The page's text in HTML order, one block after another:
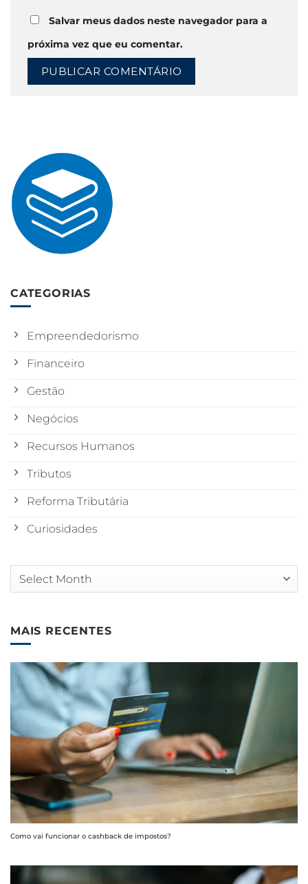
Salvar meus dados neste navegador para a
próxima vez que eu comentar.
CATEGORIAS
Empreendedorismo
Financeiro
Gestão
Negócios
Recursos Humanos
Tributos
Reforma Tributária
Curiosidades
Arquivos
MAIS RECENTES
Como vai funcionar o cashback de impostos?